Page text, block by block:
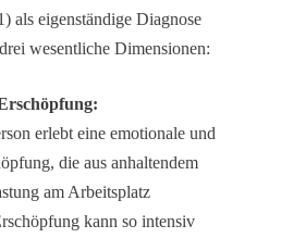
als eigenständige Diagnose
wesentliche Dimensionen:
erlebt eine emotionale und
die aus anhaltendem
am Arbeitsplatz
kann so intensiv